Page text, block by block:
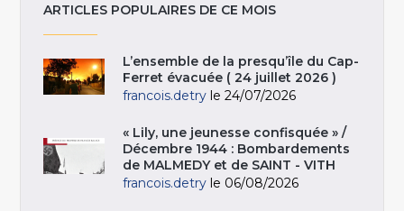
ARTICLES POPULAIRES DE CE MOIS
L’ensemble de la presqu’île du Cap-
Ferret évacuée ( 24 juillet 2026 )
francois.detry le 24/07/2026
« Lily, une jeunesse confisquée » /
Décembre 1944 : Bombardements
de MALMEDY et de SAINT - VITH
francois.detry le 06/08/2026